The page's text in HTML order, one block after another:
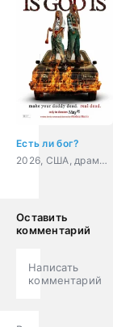
Есть ли бог?
2026, США, драма, детектив
Оставить
комментарий
Написать
комментарий